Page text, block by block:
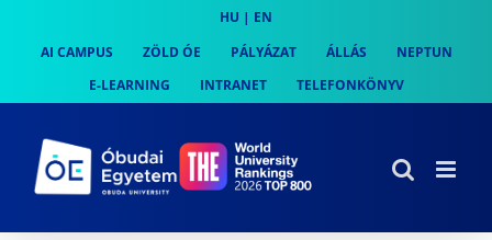
content
HU | EN
AI CAMPUS
ZÖLD ÓE PÁLYÁZAT ÁLLÁS
NEPTUN
E-LEARNING
INTRANET TELEFONKÖNYV